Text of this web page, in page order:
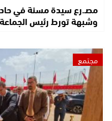
مصـ.رع سيدة مسنة في
وشبهة تورط رئيس
مجتمع